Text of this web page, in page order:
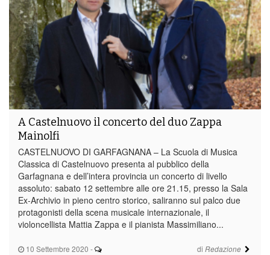
10 Settembre 2020 - di Redazione
A Castelnuovo il concerto del duo Zappa
Mainolfi
CASTELNUOVO DI GARFAGNANA – La Scuola di Musica
Classica di Castelnuovo presenta al pubblico della
Garfagnana e dell’intera provincia un concerto di livello
assoluto: sabato 12 settembre alle ore 21.15, presso la Sala
Ex-Archivio in pieno centro storico, saliranno sul palco due
protagonisti della scena musicale internazionale, il
violoncellista Mattia Zappa e il pianista Massimiliano...